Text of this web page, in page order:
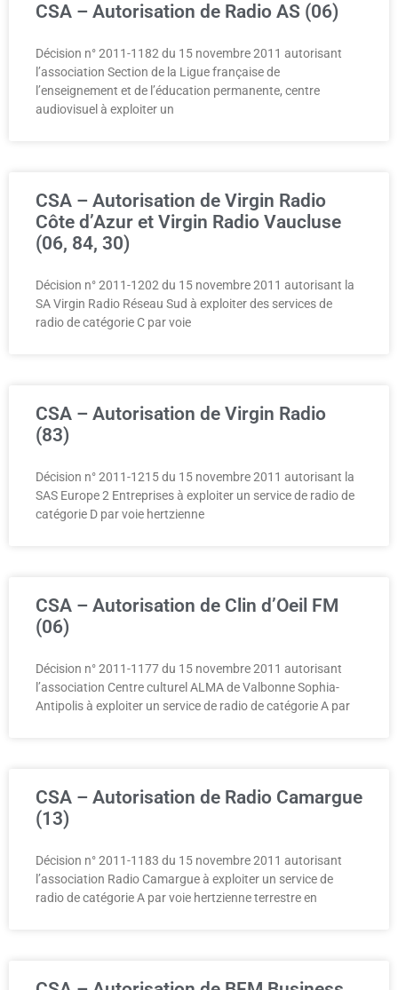
CSA – Autorisation de Radio AS (06)
Décision n° 2011-1182 du 15 novembre 2011 autorisant
l’association Section de la Ligue française de
l’enseignement et de l’éducation permanente, centre
audiovisuel à exploiter un
CSA – Autorisation de Virgin Radio
Côte d’Azur et Virgin Radio Vaucluse
(06, 84, 30)
Décision n° 2011-1202 du 15 novembre 2011 autorisant la
SA Virgin Radio Réseau Sud à exploiter des services de
radio de catégorie C par voie
CSA – Autorisation de Virgin Radio
(83)
Décision n° 2011-1215 du 15 novembre 2011 autorisant la
SAS Europe 2 Entreprises à exploiter un service de radio de
catégorie D par voie hertzienne
CSA – Autorisation de Clin d’Oeil FM
(06)
Décision n° 2011-1177 du 15 novembre 2011 autorisant
l’association Centre culturel ALMA de Valbonne Sophia-
Antipolis à exploiter un service de radio de catégorie A par
CSA – Autorisation de Radio Camargue
(13)
Décision n° 2011-1183 du 15 novembre 2011 autorisant
l’association Radio Camargue à exploiter un service de
radio de catégorie A par voie hertzienne terrestre en